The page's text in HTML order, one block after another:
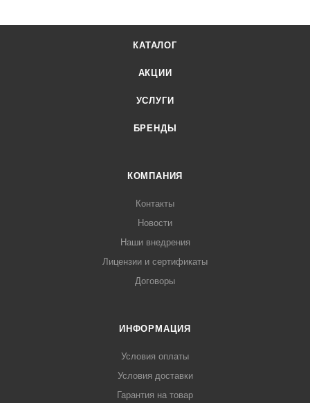
КАТАЛОГ
АКЦИИ
УСЛУГИ
БРЕНДЫ
КОМПАНИЯ
Контакты
Новости
Наши внедрения
Лицензии и сертификаты
Договоры
ИНФОРМАЦИЯ
Условия оплаты
Условия доставки
Гарантия на товар